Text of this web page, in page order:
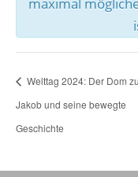
Welttag 2024: Der Dom
Jakob und seine bewegte
Geschichte